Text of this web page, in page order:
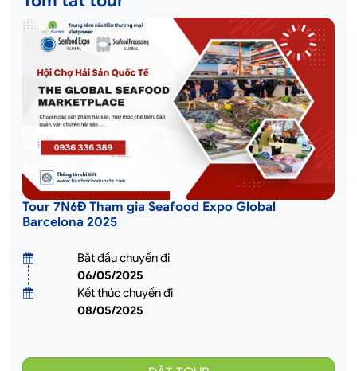
Tour 7N6Đ Tham gia Seafood Expo Global
Barcelona 2025
Bắt đầu chuyến đi
06/05/2025
Kết thúc chuyến đi
08/05/2025